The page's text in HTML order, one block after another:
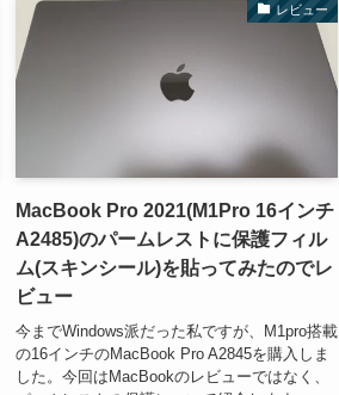
レビュー
MacBook Pro 2021(M1Pro 16インチ
A2485)のパームレストに保護フィル
ム(スキンシール)を貼ってみたのでレ
ビュー
今までWindows派だった私ですが、M1pro搭載
の16インチのMacBook Pro A2845を購入しま
した。今回はMacBookのレビューではなく、